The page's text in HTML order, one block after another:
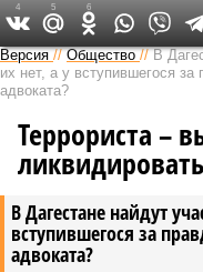
Версия //Общество //В
их нет, а у вступившегося
адвоката?
В Дагестане найдут
вступившегося за
адвоката?
Террориста –
ликвидировать
4 5 6